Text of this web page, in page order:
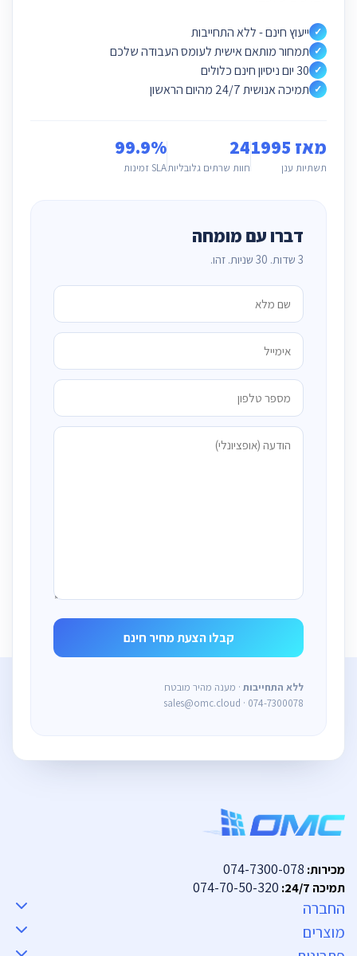
✓ ייעוץ חינם - ללא התחייבות
✓ תמחור מותאם אישית לעומס העבודה שלכם
✓ 30 יום ניסיון חינם כלולים
✓ תמיכה אנושית 24/7 מהיום הראשון
מאז 1995
תשתיות ענן
24
חוות שרתים גלובליות
99.9%
SLA זמינות
דברו עם מומחה
3 שדות. 30 שניות. זהו.
ללא התחייבות · מענה מהיר מובטח
sales@omc.cloud · 074-7300078
מכירות: 074-7300-078
תמיכה 24/7: 074-70-50-320
החברה
מוצרים